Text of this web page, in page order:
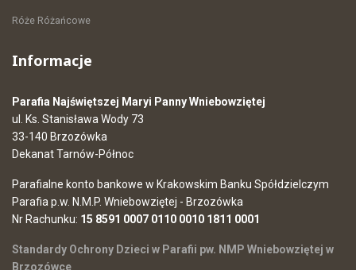
Róże Różańcowe
Informacje
Parafia Najświętszej Maryi Panny Wniebowziętej
ul. Ks. Stanisława Wody 73
33-140 Brzozówka
Dekanat Tarnów-Północ
Parafialne konto bankowe w Krakowskim Banku Spółdzielczym
Parafia p.w. N.M.P. Wniebowziętej - Brzozówka
Nr Rachunku: 15 8591 0007 0110 0010 1811 0001
Standardy Ochrony Dzieci w Parafii pw. NMP Wniebowziętej w
Brzozówce